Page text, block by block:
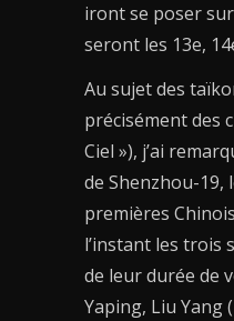
iront se poser sur
seront les 13e,
Au sujet des
précisément des
Ciel »), j’ai
de Shenzhou-19,
premières
l’instant les trois
de leur durée de
Yaping, Liu Yang